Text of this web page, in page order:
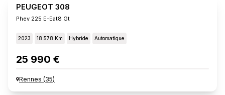
PEUGEOT 308
Phev 225 E-Eat8 Gt
2023 18 578 Km Hybride Automatique
25 990 €
Rennes (35)